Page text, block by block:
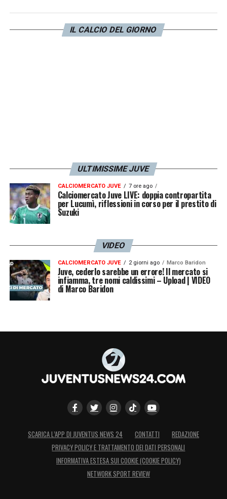
IL CALCIO DEL GIORNO
ULTIMISSIME JUVE
CALCIOMERCATO JUVE 7 ore ago
Calciomercato Juve LIVE: doppia contropartita
per Lucumì, riflessioni in corso per il prestito di
Suzuki
VIDEO
CALCIOMERCATO JUVE 2 giorni ago Marco Baridon
Juve, cederlo sarebbe un errore! Il mercato si
infiamma, tre nomi caldissimi – Upload | VIDEO
di Marco Baridon
SCARICA L’APP DI JUVENTUS NEWS 24 CONTATTI
REDAZIONE
PRIVACY POLICY E TRATTAMENTO DEI DATI PERSONALI
INFORMATIVA ESTESA SUI COOKIE (COOKIE POLICY)
NETWORK SPORT REVIEW